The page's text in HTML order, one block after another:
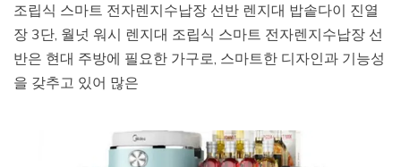
조립식 스마트 전자렌지수납장 선반 렌지대 밥솥다이 진열
장 3단, 월넛 워시 렌지대 조립식 스마트 전자렌지수납장 선
반은 현대 주방에 필요한 가구로, 스마트한 디자인과 기능성
을 갖추고 있어 많은